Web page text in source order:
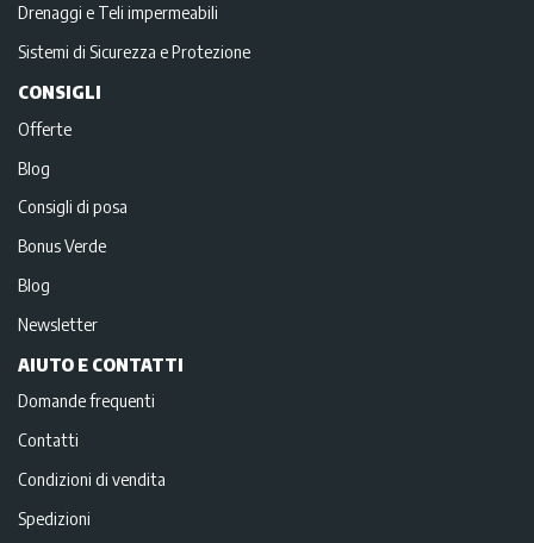
Drenaggi e Teli impermeabili
Sistemi di Sicurezza e Protezione
CONSIGLI
Offerte
Blog
Consigli di posa
Bonus Verde
Blog
Newsletter
AIUTO E CONTATTI
Domande frequenti
Contatti
Condizioni di vendita
Spedizioni